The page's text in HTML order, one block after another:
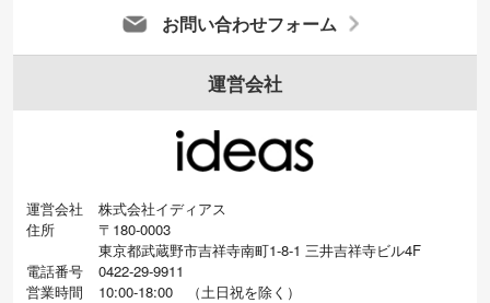
お問い合わせフォーム
運営会社
運営会社
株式会社イディアス
住所
〒180-0003
東京都武蔵野市吉祥寺南町1-8-1 三井吉祥寺ビル4F
電話番号
0422-29-9911
営業時間
10:00-18:00 （土日祝を除く）